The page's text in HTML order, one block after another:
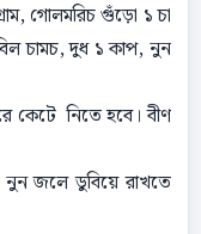
গোলমরিচ গুঁড়ো ১ চা
চামচ, দুধ ১ কাপ, নুন
নিতে হবে। বীণ
জলে ডুবিয়ে রাখতে